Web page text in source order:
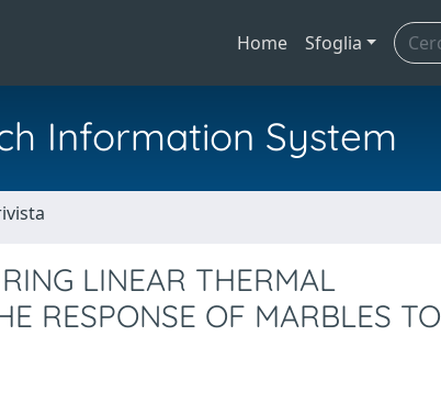
Home Sfoglia
Information System
LINEAR THERMAL
RESPONSE OF MARBLES TO